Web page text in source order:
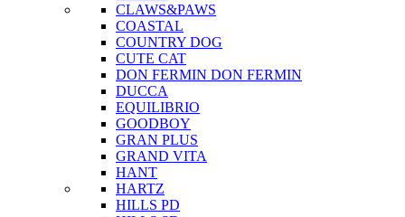
CLAWS&PAWS
COASTAL
COUNTRY DOG
CUTE CAT
DON FERMIN DON FERMIN
DUCCA
EQUILIBRIO
GOODBOY
GRAN PLUS
GRAND VITA
HANT
HARTZ
HILLS PD